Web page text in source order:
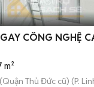
CÔNG NGHỆ
m²
Thủ Đức cũ) (P.